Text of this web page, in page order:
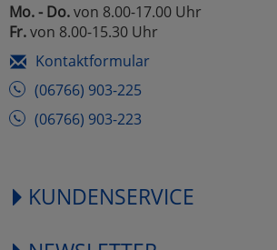
Mo. - Do.von 8.00-17.00 Uhr
Fr.von 8.00-15.30 Uhr
Kontaktformular
(06766) 903-225
(06766) 903-223
KUNDENSERVICE